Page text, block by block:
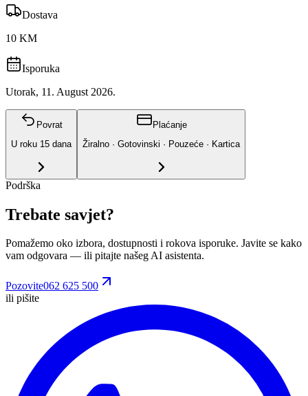
Dostava
10 KM
Isporuka
Utorak, 11. August 2026.
Povrat
U roku 15 dana
Plaćanje
Žiralno · Gotovinski · Pouzeće · Kartica
Podrška
Trebate savjet?
Pomažemo oko izbora, dostupnosti i rokova isporuke. Javite se kako
vam odgovara — ili pitajte našeg AI asistenta.
Pozovite062 625 500
ili pišite